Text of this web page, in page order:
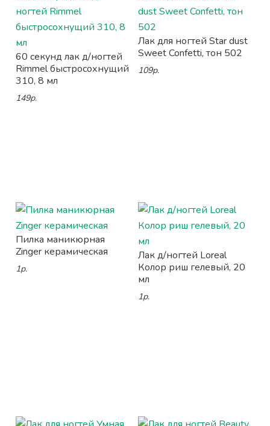
60 секунд лак д/ногтей
Rimmel быстросохнущий
310, 8 мл
149р.
Лак для ногтей Star dust
Sweet Confetti, тон 502
109р.
Пилка маникюрная
Zinger керамическая
1р.
Лак д/ногтей Loreal
Колор риш гелевый, 20
мл
1р.